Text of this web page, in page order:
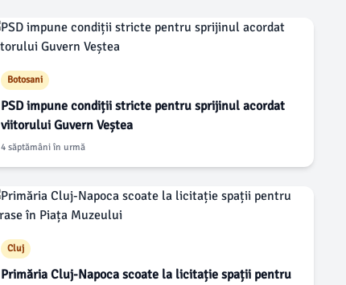
Botosani
PSD impune condiții stricte pentru sprijinul acordat
viitorului Guvern Veștea
4 săptămâni în urmă
Cluj
Primăria Cluj-Napoca scoate la licitație spații pentru